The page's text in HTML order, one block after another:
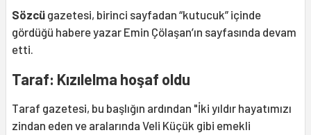
Sözcü gazetesi, birinci sayfadan “kutucuk” içinde
gördüğü habere yazar Emin Çölaşan’ın sayfasında devam
etti.
Taraf: Kızılelma hoşaf oldu
Taraf gazetesi, bu başlığın ardından "İki yıldır hayatımızı
zindan eden ve aralarında Veli Küçük gibi emekli